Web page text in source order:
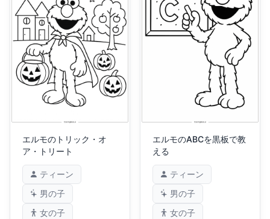
エルモのトリック・オ
ア・トリート
ティーン
男の子
女の子
エルモのABCを黒板で教
える
ティーン
男の子
女の子